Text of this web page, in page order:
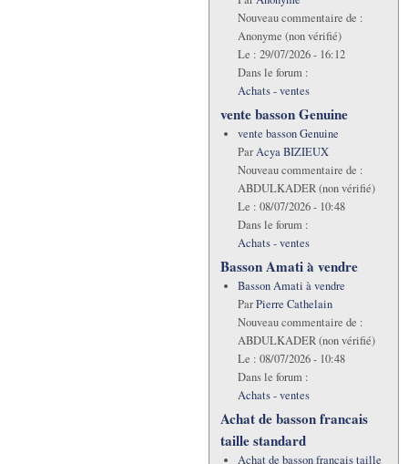
Nouveau commentaire de :
Anonyme (non vérifié)
Le : 29/07/2026 - 16:12
Dans le forum :
Achats - ventes
vente basson Genuine
vente basson Genuine
ParAcya BIZIEUX
Nouveau commentaire de :
ABDULKADER (non vérifié)
Le : 08/07/2026 - 10:48
Dans le forum :
Achats - ventes
Basson Amati à vendre
Basson Amati à vendre
ParPierre Cathelain
Nouveau commentaire de :
ABDULKADER (non vérifié)
Le : 08/07/2026 - 10:48
Dans le forum :
Achats - ventes
Achat de basson francais
taille standard
Achat de basson francais taille